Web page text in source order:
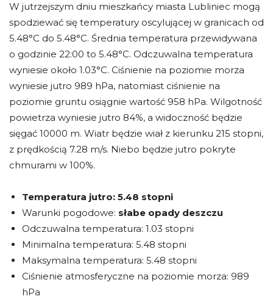
W jutrzejszym dniu mieszkańcy miasta Lubliniec mogą
spodziewać się temperatury oscylującej w granicach od
5.48°C do 5.48°C. Średnia temperatura przewidywana
o godzinie 22:00 to 5.48°C. Odczuwalna temperatura
wyniesie około 1.03°C. Ciśnienie na poziomie morza
wyniesie jutro 989 hPa, natomiast ciśnienie na
poziomie gruntu osiągnie wartość 958 hPa. Wilgotność
powietrza wyniesie jutro 84%, a widoczność będzie
sięgać 10000 m. Wiatr będzie wiał z kierunku 215 stopni,
z prędkością 7.28 m/s. Niebo będzie jutro pokryte
chmurami w 100%.
Temperatura jutro: 5.48 stopni
Warunki pogodowe: słabe opady deszczu
Odczuwalna temperatura: 1.03 stopni
Minimalna temperatura: 5.48 stopni
Maksymalna temperatura: 5.48 stopni
Ciśnienie atmosferyczne na poziomie morza: 989
hPa